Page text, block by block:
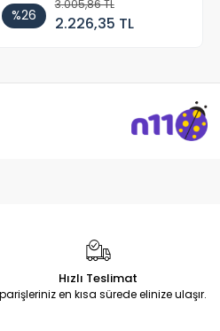
%26
3.005,86 TL
2.226,35 TL
Hızlı Teslimat
en kısa sürede elinize ulaşır.